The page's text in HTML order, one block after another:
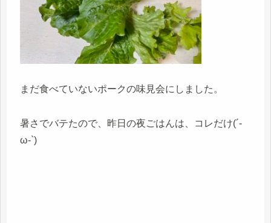
まだ食べていないポークの味見会にしました。
暑さでバテたので、昨日の夜ごはんは、コレだけ(´-
ω-`)